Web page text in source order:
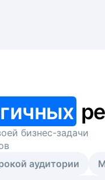
бизнес-задачи
аудитории